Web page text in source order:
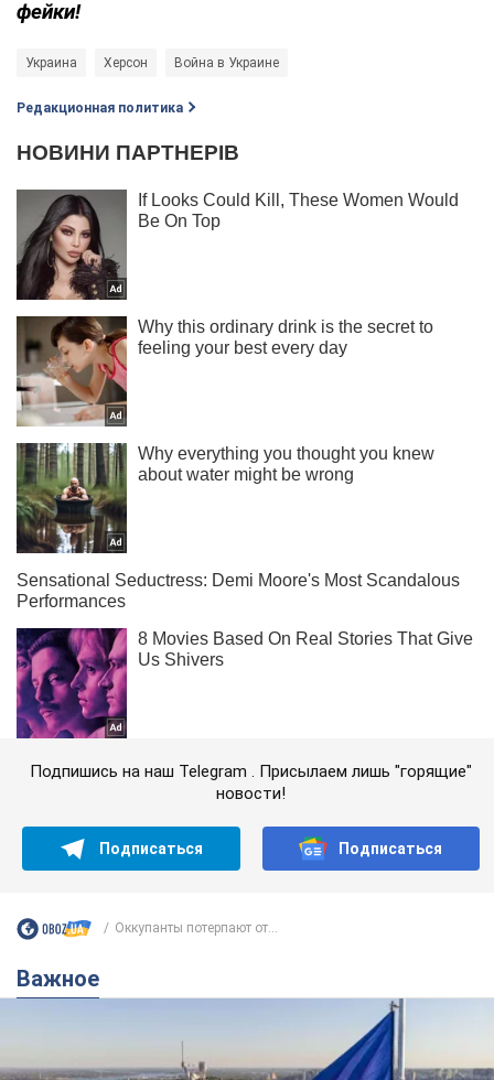
фейки!
Украина Херсон Война в Украине
Редакционная политика
Подпишись на наш Telegram . Присылаем лишь "горящие"
новости!
Подписаться Подписаться
Оккупанты потерпают от...
Важное